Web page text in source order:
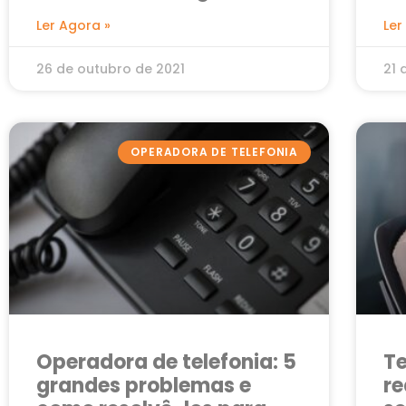
todos os tamanhos
Ler Agora »
26 de outubro de 2021 21
OPERADORA DE TELEFONIA
Operadora de telefonia: 5
grandes problemas e